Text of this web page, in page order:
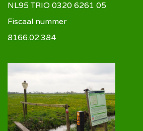
NL95 TRIO 0320 6261 05
Fiscaal nummer
8166.02.384